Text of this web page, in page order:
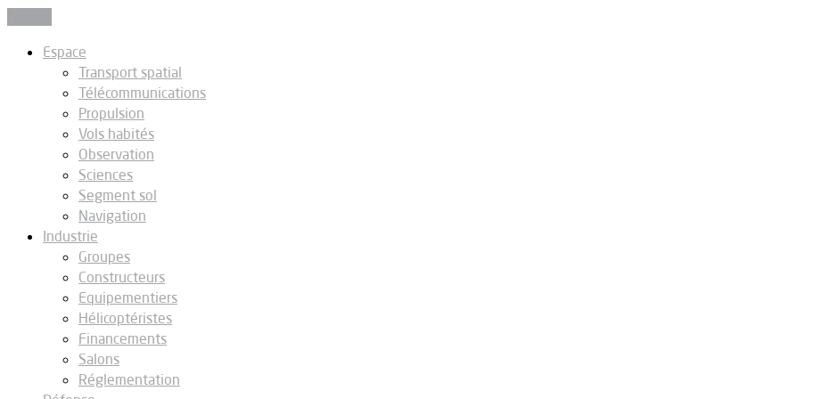
Espace
Transport spatial
Télécommunications
Propulsion
Vols habités
Observation
Sciences
Segment sol
Navigation
Industrie
Groupes
Constructeurs
Equipementiers
Hélicoptéristes
Financements
Salons
Réglementation